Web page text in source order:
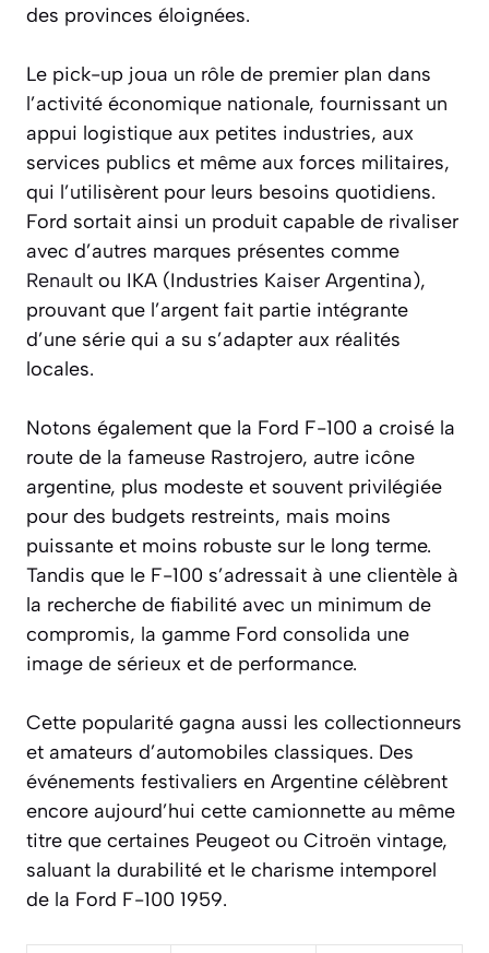
des provinces éloignées.
Le pick-up joua un rôle de premier plan dans
l’activité économique nationale, fournissant un
appui logistique aux petites industries, aux
services publics et même aux forces militaires,
qui l’utilisèrent pour leurs besoins quotidiens.
Ford sortait ainsi un produit capable de rivaliser
avec d’autres marques présentes comme
Renault ou IKA (Industries Kaiser Argentina),
prouvant que l’argent fait partie intégrante
d’une série qui a su s’adapter aux réalités
locales.
Notons également que la Ford F-100 a croisé la
route de la fameuse Rastrojero, autre icône
argentine, plus modeste et souvent privilégiée
pour des budgets restreints, mais moins
puissante et moins robuste sur le long terme.
Tandis que le F-100 s’adressait à une clientèle à
la recherche de fiabilité avec un minimum de
compromis, la gamme Ford consolida une
image de sérieux et de performance.
Cette popularité gagna aussi les collectionneurs
et amateurs d’automobiles classiques. Des
événements festivaliers en Argentine célèbrent
encore aujourd’hui cette camionnette au même
titre que certaines Peugeot ou Citroën vintage,
saluant la durabilité et le charisme intemporel
de la Ford F-100 1959.